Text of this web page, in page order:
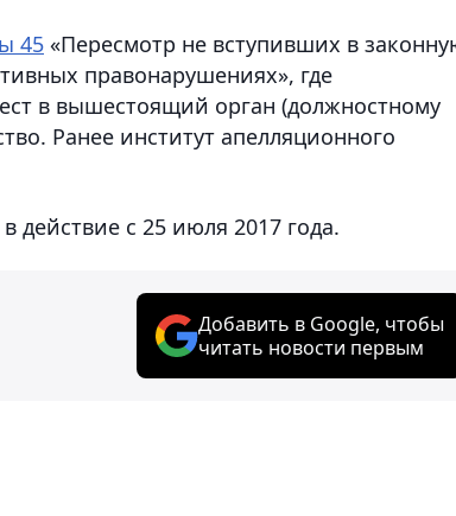
45 «Пересмотр не вступивших в
правонарушениях», где
в вышестоящий орган (должностному
Ранее институт апелляционного
действие с 25 июля 2017 года.
Добавить в Google, чтобы
читать новости первым